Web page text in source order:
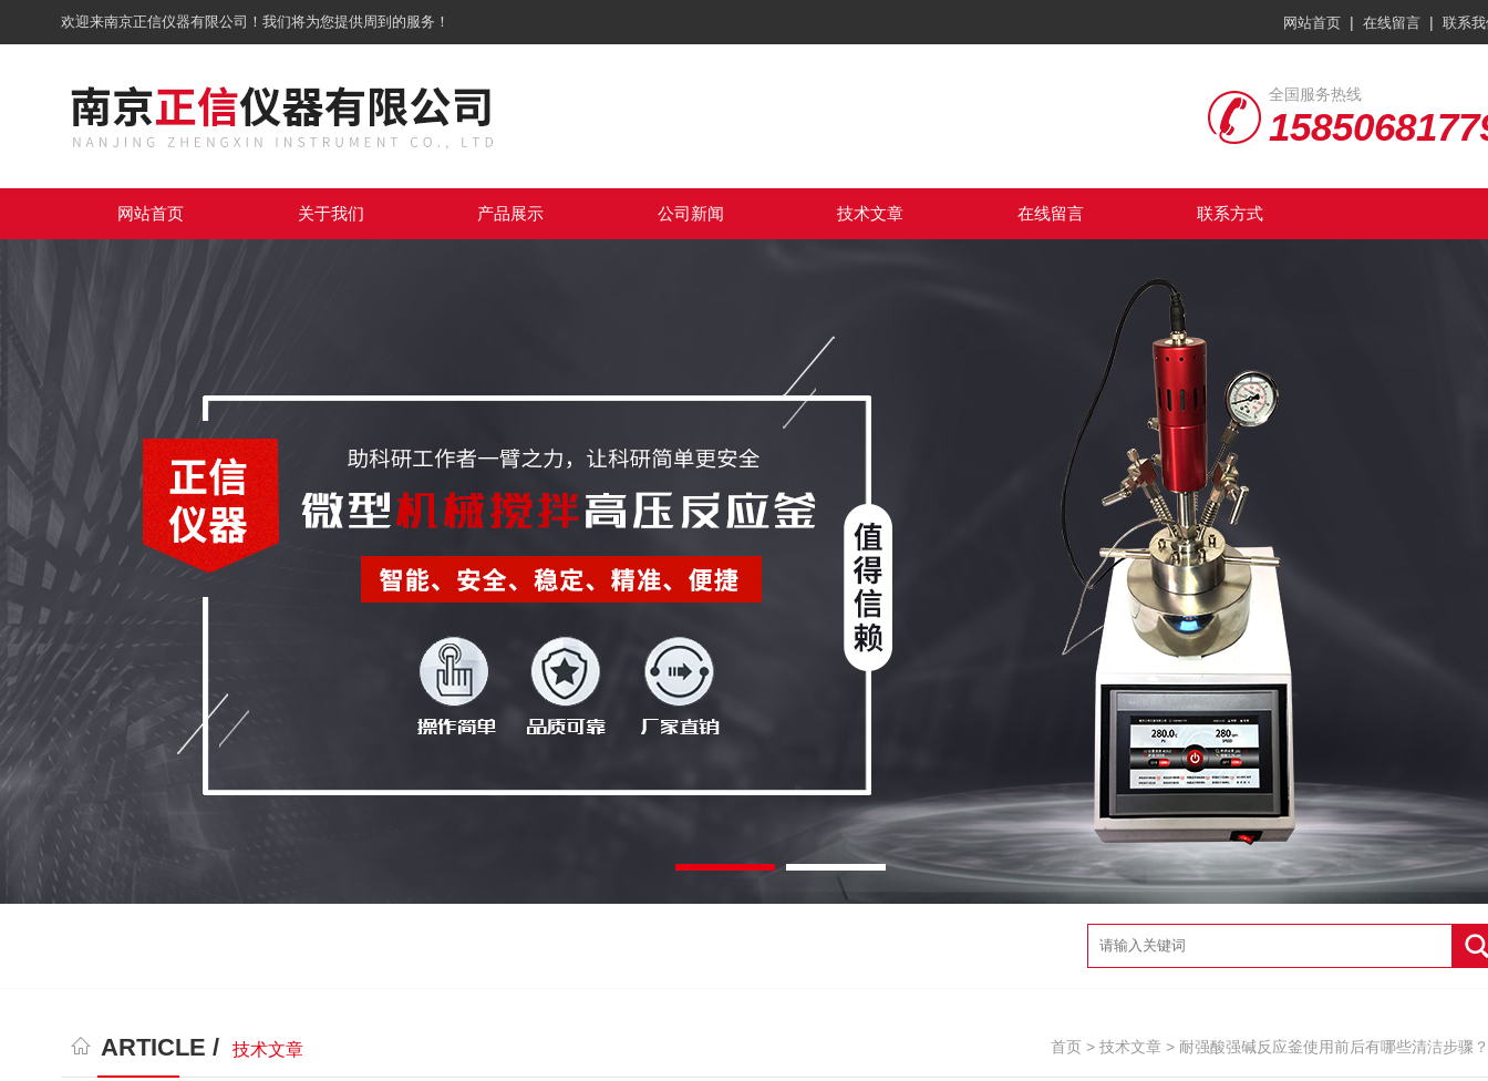
欢迎来南京正信仪器有限公司！我们将为您提供周到的服务！ 网站首页 | 在线留言 | 联系
全国服务热线
网站首页 关于我们 产品展示 公司新闻 技术文章 在线留言 联系方式
ARTICLE / 技术文章 首页 > 技术文章 > 耐强酸强碱反应釜使用前后有哪些清洁步骤？